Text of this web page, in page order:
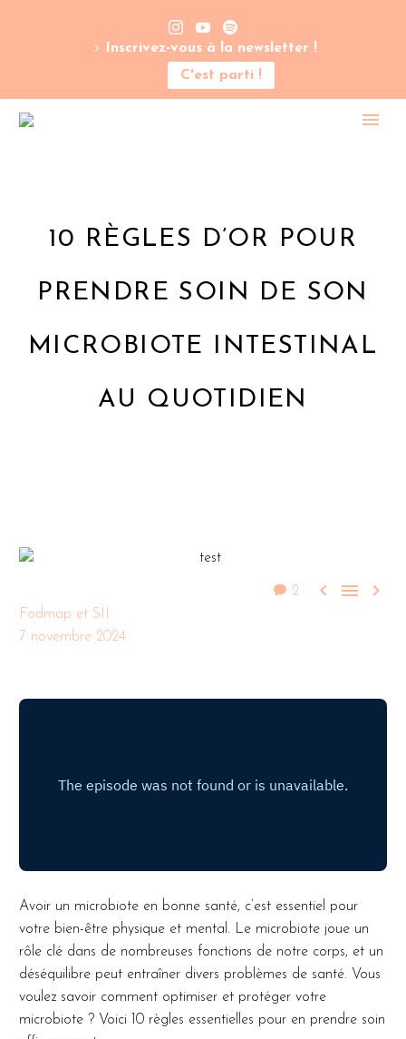
Inscrivez-vous à la newsletter !
C'est parti !
10 RÈGLES D’OR POUR
PRENDRE SOIN DE SON
MICROBIOTE INTESTINAL
AU QUOTIDIEN
2   
Fodmap et SII
7 novembre 2024
Avoir un microbiote en bonne santé, c’est essentiel pour
votre bien-être physique et mental. Le microbiote joue un
rôle clé dans de nombreuses fonctions de notre corps, et un
déséquilibre peut entraîner divers problèmes de santé. Vous
voulez savoir comment optimiser et protéger votre
microbiote ? Voici 10 règles essentielles pour en prendre soin